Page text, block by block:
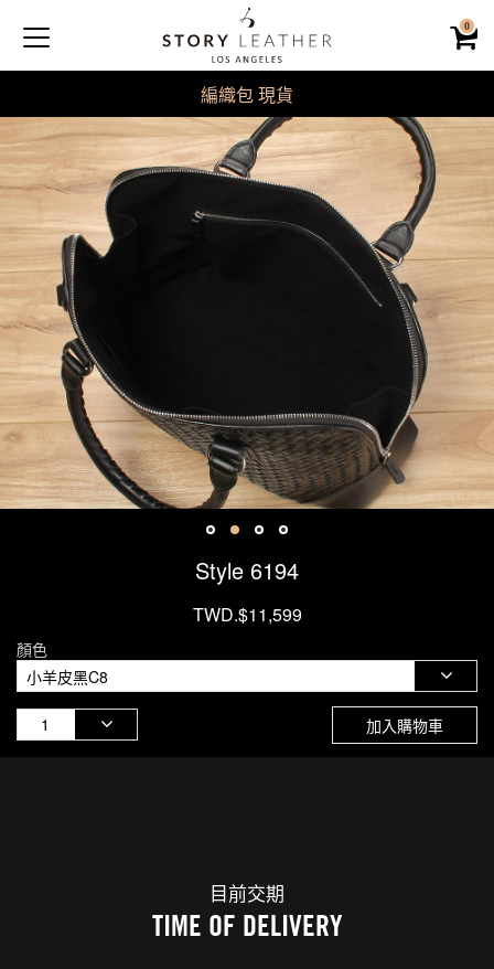
0
編織包 現貨
Style 6194
TWD.$11,599
顏色
加入購物車
目前交期
TIME OF DELIVERY